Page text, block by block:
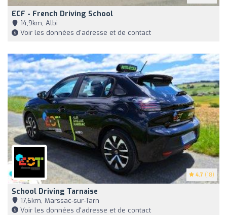
ECF - French Driving School
14,9km, Albi
Voir les données d'adresse et de contact
4.7 (18)
School Driving Tarnaise
17,6km, Marssac-sur-Tarn
Voir les données d'adresse et de contact